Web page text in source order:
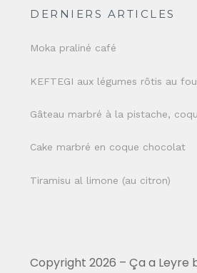
DERNIERS ARTICLES
Moka praliné café
KEFTEGI aux légumes rôtis au
Gâteau marbré à la pistache,
Cake marbré en coque chocolat
Tiramisu al limone (au citron)
Copyright 2026 – Ça a Leyre